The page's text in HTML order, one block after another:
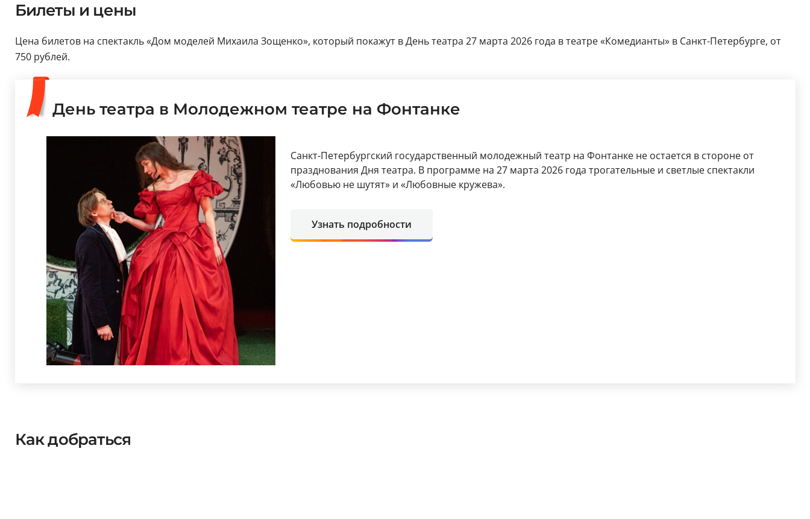
Билеты и цены
Цена билетов на спектакль «Дом моделей Михаила Зощенко», который покажут в День театра 27 марта 2026 года в театре «Комедианты» в Санкт-Петербурге, от
750 рублей.
День театра в Молодежном театре на Фонтанке
Санкт-Петербургский государственный молодежный театр на Фонтанке не остается в стороне от
празднования Дня театра. В программе на 27 марта 2026 года трогательные и светлые спектакли
«Любовью не шутят» и «Любовные кружева».
Узнать подробности
Как добраться